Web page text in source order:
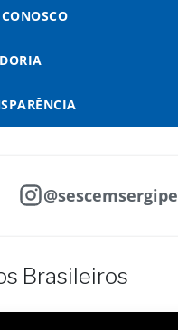
@sescemsergipe
Brasileiros